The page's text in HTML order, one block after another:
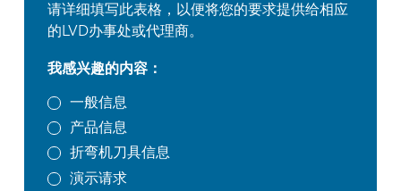
请详细填写此表格，以便将您的要求提供给相应
的LVD办事处或代理商。
我感兴趣的内容：
一般信息
产品信息
折弯机刀具信息
演示请求